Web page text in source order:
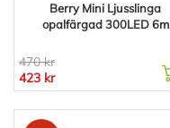
Berry Mini Ljusslinga
opalfärgad 300LED 6m
470 kr
423 kr